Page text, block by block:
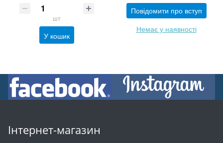
шт
У кошик
Повідомити про вступ
Немає у наявності
Інтернет-магазин